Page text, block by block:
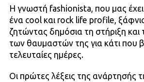
Η γνωστή fashionista, που μας έχει
ένα cool και rock life profile,
ζητώντας δημόσια τη στήριξη και
των θαυμαστών της για κάτι που
τελευταίες ημέρες.
Οι πρώτες λέξεις της ανάρτησής